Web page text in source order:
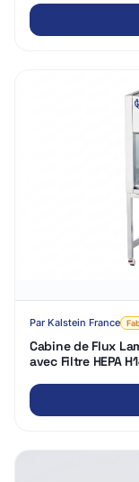
Par Kalstein France
Cabine de Flux
avec Filtre HEPA